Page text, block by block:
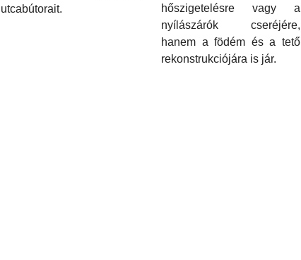
utcabútorait.
hőszigetelésre vagy a
nyílászárók cseréjére,
hanem a födém és a tető
rekonstrukciójára is jár.